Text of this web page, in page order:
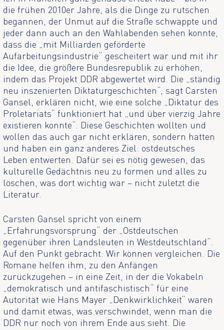
die frühen 2010er Jahre, als die Dinge zu rutschen
begannen, der Unmut auf die Straße schwappte und
jeder dann auch an den Wahlabenden sehen konnte,
dass die „mit Milliarden geförderte
Aufarbeitungsindustrie“ gescheitert war und mit ihr
die Idee, die größere Bundesrepublik zu erhöhen,
indem das Projekt DDR abgewertet wird. Die „ständig
neu inszenierten Diktaturgeschichten“, sagt Carsten
Gansel, erklären nicht, wie eine solche „Diktatur des
Proletariats“ funktioniert hat „und über vierzig Jahre
existieren konnte“. Diese Geschichten wollten und
wollen das auch gar nicht erklären, sondern hatten
und haben ein ganz anderes Ziel: ostdeutsches
Leben entwerten. Dafür sei es nötig gewesen, das
kulturelle Gedächtnis neu zu formen und alles zu
löschen, was dort wichtig war – nicht zuletzt die
Literatur.
Carsten Gansel spricht von einem
„Erfahrungsvorsprung“ der „Ostdeutschen
gegenüber ihren Landsleuten in Westdeutschland“.
Auf den Punkt gebracht: Wir können vergleichen. Die
Romane helfen ihm, zu den Anfängen
zurückzugehen – in eine Zeit, in der die Vokabeln
„demokratisch und antifaschistisch“ für eine
Autorität wie Hans Mayer „Denkwirklichkeit“ waren
und damit etwas, was verschwindet, wenn man die
DDR nur noch von ihrem Ende aus sieht. Die